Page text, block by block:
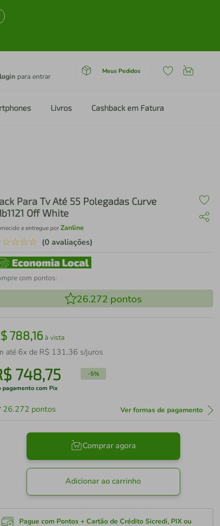
login para entrar
Meus Pedidos
Livros Cashback em Fatura
Para Tv Até 55 Polegadas Curve
Off White
e entregue porZanline
☆☆☆☆ (0 avaliações)
com pontos:
26.272 pontos
788,16à vista
até 6x de R$ 131,36 s/juros
748,75 -5%
pagamento com Pix
26.272 pontos Ver formas de pagamento
Comprar agora
Adicionar ao carrinho
Pague com Pontos + Cartão de Crédito Sicredi, PIX ou